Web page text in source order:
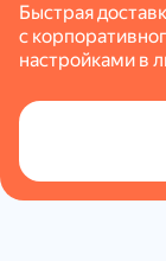
Быстрая
с
настройками в